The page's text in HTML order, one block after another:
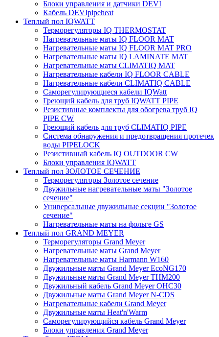
Блоки управления и датчики DEVI
Кабель DEVIpipeheat
Теплый пол IQWATT
Терморегуляторы IQ THERMOSTAT
Нагревательные маты IQ FLOOR MAT
Нагревательные маты IQ FLOOR MAT PRO
Нагревательные маты IQ LAMINATE MAT
Нагревательные маты CLIMATIQ MAT
Нагревательные кабели IQ FLOOR CABLE
Нагревательные кабели CLIMATIQ CABLE
Саморегулирующиеся кабели IQWatt
Греющий кабель для труб IQWATT PIPE
Резистивные комплекты для обогрева труб IQ
PIPE CW
Греющий кабель для труб CLIMATIQ PIPE
Система обнаружения и предотвращения протечек
воды PIPELOCK
Резистивный кабель IQ OUTDOOR CW
Блоки управления IQWATT
Теплый пол ЗОЛОТОЕ СЕЧЕНИЕ
Терморегуляторы Золотое сечение
Двужильные нагревательные маты "Золотое
сечение"
Универсальные двужильные секции "Золотое
сечение"
Нагревательные маты на фольге GS
Теплый пол GRAND MEYER
Терморегуляторы Grand Meyer
Нагревательные маты Grand Meyer
Нагревательные маты Harmann W160
Двужильные маты Grand Meyer EcoNG170
Двужильные маты Grand Meyer THM200
Двужильный кабель Grand Meyer OHC30
Двужильные маты Grand Meyer N-CDS
Нагревательные кабели Grand Meyer
Двужильные маты Heat'n'Warm
Саморегулирующийся кабель Grand Meyer
Блоки управления Grand Meyer